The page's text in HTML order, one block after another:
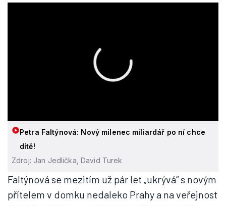
Petra Faltýnová: Nový milenec miliardář po ní chce
dítě!
Zdroj: Jan Jedlička, David Turek
Faltýnová se mezitím už pár let „ukrývá“ s novým
přítelem v domku nedaleko Prahy a na veřejnost